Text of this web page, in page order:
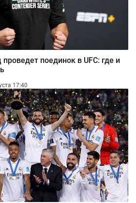
проведет поединок в UFC: где и
17:40